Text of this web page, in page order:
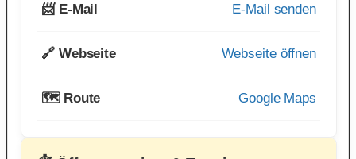
📨 E-Mail E-Mail senden
🔗 Webseite Webseite öffnen
🗺️ Route Google Maps